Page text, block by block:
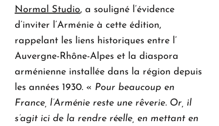
Normal Studio, a souligné l’évidence
d’inviter l’Arménie à cette édition,
rappelant les liens historiques entre l’
Auvergne-Rhône-Alpes et la diaspora
arménienne installée dans la région depuis
les années 1930. « Pour beaucoup en
France, l’Arménie reste une rêverie. Or, il
s’agit ici de la rendre réelle, en mettant en